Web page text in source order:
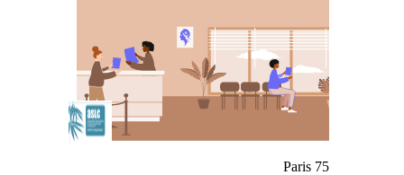
Paris 75